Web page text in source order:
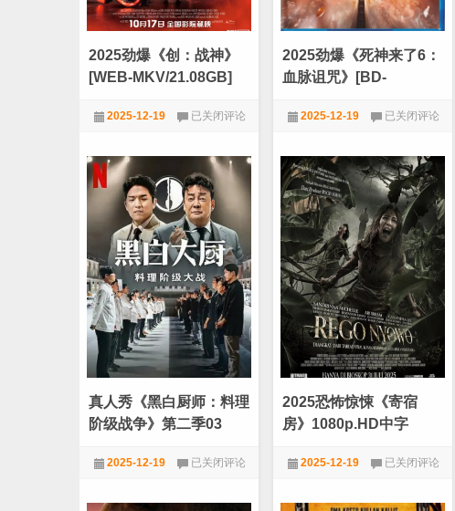
2025劲爆《创：战神》
[WEB-MKV/21.08GB]
2160P][HDR版本][H265
[DreamHD]
2025-12-19
劲
《创：
神》
[WEB-
MKV/21.08GB]
[中
文
字
幕/
特
效
字
幕]
[4K-
2160P]
版
本]
[H265
码]
已关闭评论
2025劲爆《死神来了6：
血脉诅咒》[BD-
[1080P][美2025万众期
2025-12-19
劲
《死
神
来
了
6：
血
诅
咒》
[BD-
MKV/8.52GB]
[双
语]
[1080P]
[美
万
众
期
已关闭评论
真人秀《黑白厨师：料理
阶级战争》第二季03
2025-12-19
人
《黑
已关闭评论
2025恐怖惊悚《寄宿
房》1080p.HD中字
2025-12-19
恐
惊
已关闭评论